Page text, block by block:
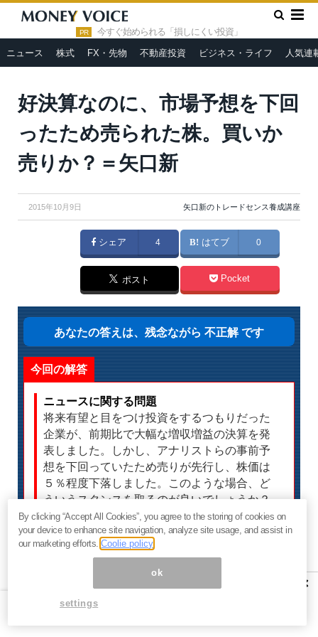
PR 今すぐ始められる「損しにくい投資」
ニュース 株式 FX・先物 不動産投資 ビジネス・ライフ 人気連
HOME » 人気連載 »
好
決算なのに、市場予想を下回ったため売られた株。買いか売りか？
好決算なのに、市場予想を下回
ったため売られた株。買いか
売りか？＝矢口新
2015年10月9日 矢口新のトレードセンス養成講座
シェア 4 はてブ 0
ポスト Pocket
あなたの答えは、残念ながら 不正解 です
今回の解答
ニュースに関する問題
将来有望と目をつけ投資をするつもりだった
企業が、前期比で大幅な増収増益の決算を発
表しました。しかし、アナリストらの事前予
想を下回っていたため売りが先行し、株価は
５％程度下落しました。このような場合、ど
ういうスタンスを取るのが良いでしょうか？
正解は・・・
（２）押し目なのか、下げトレンド
に入ったのか、いまの時点で見極め
るのは難しいので、しばらく様子を
見つつ株価が上昇しはじめてから買
×
By clicking “Accept All Cookies”, you agree to the storing of cookies on
your device to enhance site navigation, analyze site usage, and assist in
our marketing efforts.Coolie policy
ok
settings